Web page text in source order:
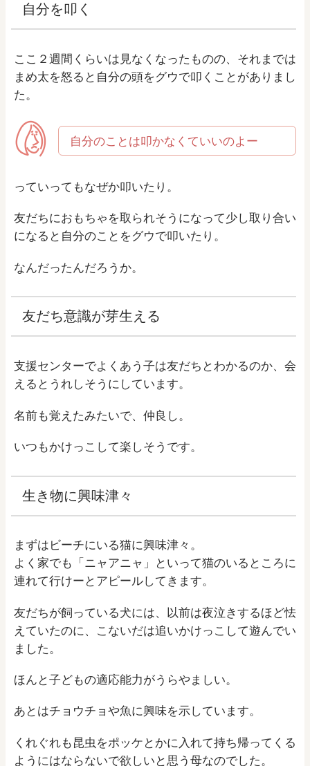
自分を叩く
ここ２週間くらいは見なくなったものの、それまでは
まめ太を怒ると自分の頭をグウで叩くことがありまし
た。
自分のことは叩かなくていいのよー
っていってもなぜか叩いたり。
友だちにおもちゃを取られそうになって少し取り合い
になると自分のことをグウで叩いたり。
なんだったんだろうか。
友だち意識が芽生える
支援センターでよくあう子は友だちとわかるのか、会
えるとうれしそうにしています。
名前も覚えたみたいで、仲良し。
いつもかけっこして楽しそうです。
生き物に興味津々
まずはビーチにいる猫に興味津々。
よく家でも「ニャアニャ」といって猫のいるところに
連れて行けーとアピールしてきます。
友だちが飼っている犬には、以前は夜泣きするほど怯
えていたのに、こないだは追いかけっこして遊んでい
ました。
ほんと子どもの適応能力がうらやましい。
あとはチョウチョや魚に興味を示しています。
くれぐれも昆虫をポッケとかに入れて持ち帰ってくる
ようにはならないで欲しいと思う母なのでした。